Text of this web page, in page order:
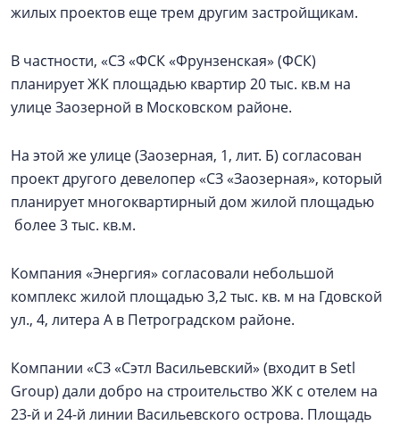
жилых проектов еще трем другим застройщикам.
В частности, «СЗ «ФСК «Фрунзенская» (ФСК)
планирует ЖК площадью квартир 20 тыс. кв.м на
улице Заозерной в Московском районе.
На этой же улице (Заозерная, 1, лит. Б) согласован
проект другого девелопер «СЗ «Заозерная», который
планирует многоквартирный дом жилой площадью
более 3 тыс. кв.м.
Компания «Энергия» согласовали небольшой
комплекс жилой площадью 3,2 тыс. кв. м на Гдовской
ул., 4, литера А в Петроградском районе.
Компании «СЗ «Сэтл Васильевский» (входит в Setl
Group) дали добро на строительство ЖК с отелем на
23-й и 24-й линии Васильевского острова. Площадь